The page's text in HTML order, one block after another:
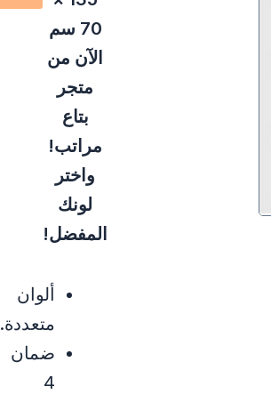
70 سم
الآن من
متجر
بتاع
مراتب!
واختر
لونك
المفضل!
ألوان
متعددة.
ضمان
4